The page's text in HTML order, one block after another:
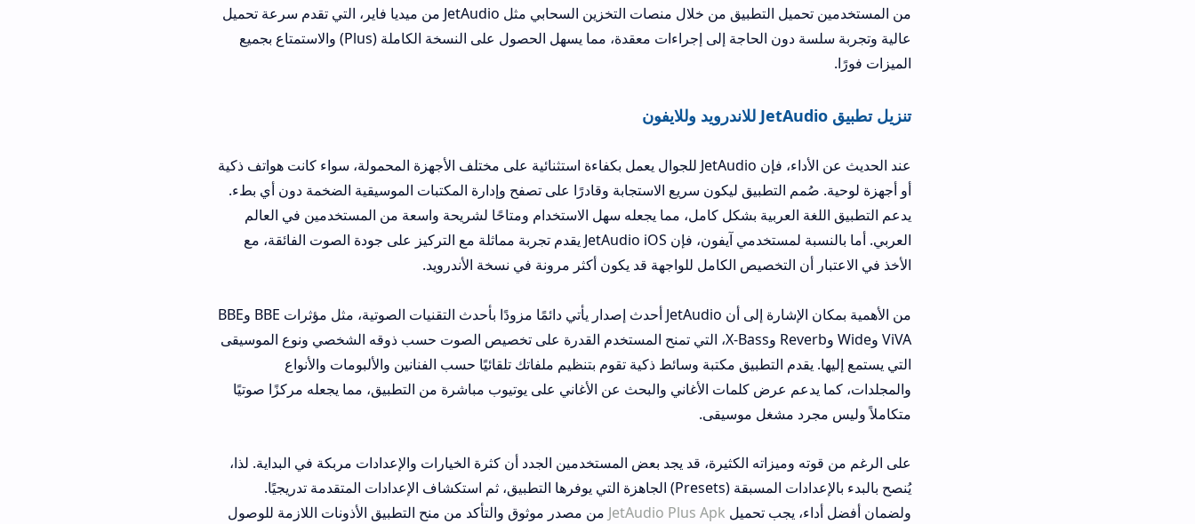
من المستخدمين تحميل التطبيق من خلال منصات التخزين السحابي مثل JetAudio من ميديا فاير، التي تقدم سرعة تحميل
عالية وتجربة سلسة دون الحاجة إلى إجراءات معقدة، مما يسهل الحصول على النسخة الكاملة (Plus) والاستمتاع بجميع
عند الحديث عن الأداء، فإن JetAudio للجوال يعمل بكفاءة استثنائية على مختلف الأجهزة المحمولة، سواء كانت هواتف ذكية
أو أجهزة لوحية. صُمم التطبيق ليكون سريع الاستجابة وقادرًا على تصفح وإدارة المكتبات الموسيقية الضخمة دون أي بطء.
يدعم التطبيق اللغة العربية بشكل كامل، مما يجعله سهل الاستخدام ومتاحًا لشريحة واسعة من المستخدمين في العالم
العربي. أما بالنسبة لمستخدمي آيفون، فإن JetAudio iOS يقدم تجربة مماثلة مع التركيز على جودة الصوت الفائقة، مع
الأخذ في الاعتبار أن التخصيص الكامل للواجهة قد يكون أكثر مرونة في نسخة الأندرويد.
من الأهمية بمكان الإشارة إلى أن JetAudio أحدث إصدار يأتي دائمًا مزودًا بأحدث التقنيات الصوتية، مثل مؤثرات BBE وBBE
ViVA وWide وReverb وX-Bass، التي تمنح المستخدم القدرة على تخصيص الصوت حسب ذوقه الشخصي ونوع الموسيقى
التي يستمع إليها. يقدم التطبيق مكتبة وسائط ذكية تقوم بتنظيم ملفاتك تلقائيًا حسب الفنانين والألبومات والأنواع
والمجلدات، كما يدعم عرض كلمات الأغاني والبحث عن الأغاني على يوتيوب مباشرة من التطبيق، مما يجعله مركزًا صوتيًا
متكاملاً وليس مجرد مشغل موسيقى.
على الرغم من قوته وميزاته الكثيرة، قد يجد بعض المستخدمين الجدد أن كثرة الخيارات والإعدادات مربكة في البداية. لذا،
يُنصح بالبدء بالإعدادات المسبقة (Presets) الجاهزة التي يوفرها التطبيق، ثم استكشاف الإعدادات المتقدمة تدريجيًا.
ولضمان أفضل أداء، يجب تحميل JetAudio Plus Apkمن مصدر موثوق والتأكد من منح التطبيق الأذونات اللازمة للوصول